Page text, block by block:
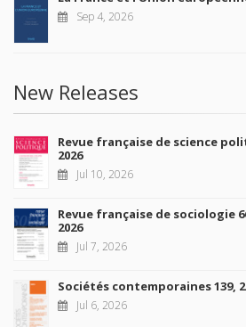
Sep 4, 2026
New Releases
Revue française de science
2026
Jul 10, 2026
Revue française de sociologie
2026
Jul 7, 2026
Sociétés contemporaines 139,
Jul 6, 2026